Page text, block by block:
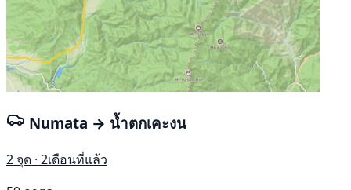
Numata → น้ำตกเคะงน
2 จุด · 2เดือนที่แล้ว